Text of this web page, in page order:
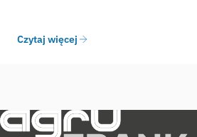
Czytaj więcej